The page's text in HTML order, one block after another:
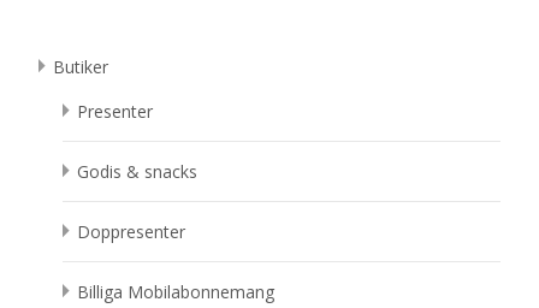
Butiker
Presenter
Godis & snacks
Doppresenter
Billiga Mobilabonnemang